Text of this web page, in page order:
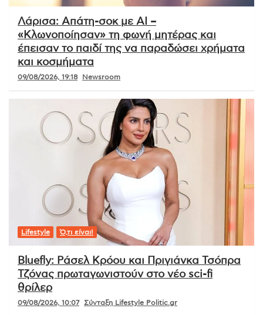
Λάρισα: Απάτη-σοκ με AI –
«Κλωνοποίησαν» τη φωνή μητέρας και
έπεισαν το παιδί της να παραδώσει χρήματα
και κοσμήματα
09/08/2026, 19:18 Newsroom
Lifestyle Ό,τι είναι!
Bluefly: Ράσελ Κρόου και Πριγιάνκα Τσόπρα
Τζόνας πρωταγωνιστούν στο νέο sci-fi
θρίλερ
09/08/2026, 10:07 Σύνταξη Lifestyle Politic.gr